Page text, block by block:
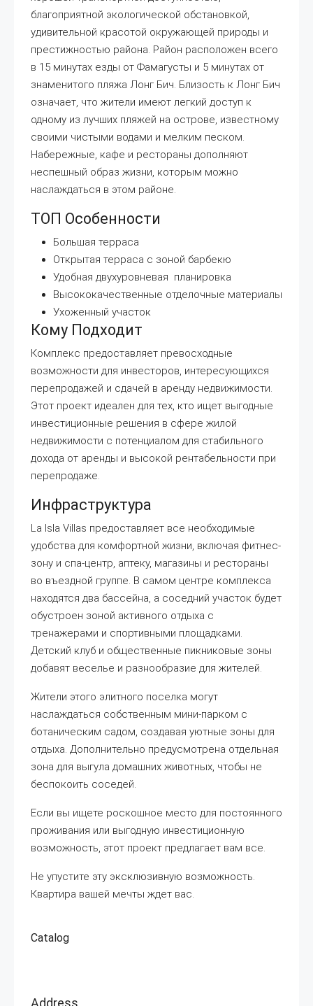
благоприятной экологической обстановкой,
удивительной красотой окружающей природы и
престижностью района. Район расположен всего
в 15 минутах езды от Фамагусты и 5 минутах от
знаменитого пляжа Лонг Бич. Близость к Лонг Бич
означает, что жители имеют легкий доступ к
одному из лучших пляжей на острове, известному
своими чистыми водами и мелким песком.
Набережные, кафе и рестораны дополняют
неспешный образ жизни, которым можно
наслаждаться в этом районе.
ТОП Особенности
Большая терраса
Открытая терраса с зоной барбекю
Удобная двухуровневая планировка
Высококачественные отделочные материалы
Ухоженный участок
Кому Подходит
Комплекс предоставляет превосходные
возможности для инвесторов, интересующихся
перепродажей и сдачей в аренду недвижимости.
Этот проект идеален для тех, кто ищет выгодные
инвестиционные решения в сфере жилой
недвижимости с потенциалом для стабильного
дохода от аренды и высокой рентабельности при
перепродаже.
Инфраструктура
La Isla Villas предоставляет все необходимые
удобства для комфортной жизни, включая фитнес-
зону и спа-центр, аптеку, магазины и рестораны
во въездной группе. В самом центре комплекса
находятся два бассейна, а соседний участок будет
обустроен зоной активного отдыха с
тренажерами и спортивными площадками.
Детский клуб и общественные пикниковые зоны
добавят веселье и разнообразие для жителей.
Жители этого элитного поселка могут
наслаждаться собственным мини-парком с
ботаническим садом, создавая уютные зоны для
отдыха. Дополнительно предусмотрена отдельная
зона для выгула домашних животных, чтобы не
беспокоить соседей.
Если вы ищете роскошное место для постоянного
проживания или выгодную инвестиционную
возможность, этот проект предлагает вам все.
Не упустите эту эксклюзивную возможность.
Квартира вашей мечты ждет вас.
Catalog